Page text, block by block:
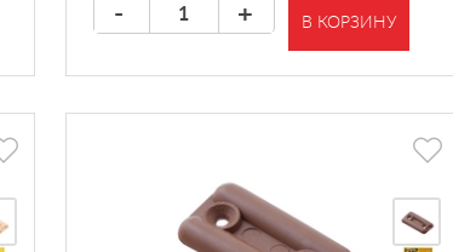
- + В КОРЗИНУ